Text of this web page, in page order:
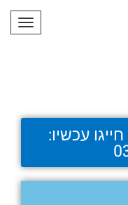
עכשיו: